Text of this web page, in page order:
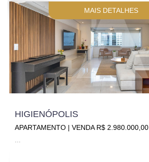
MAIS DETALHES
HIGIENÓPOLIS
APARTAMENTO | VENDA R$ 2.980.000,00